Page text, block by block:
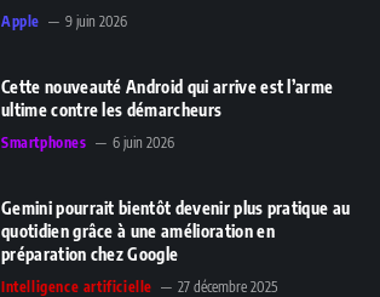
Apple 9 juin 2026
Cette nouveauté Android qui arrive est l’arme
ultime contre les démarcheurs
Smartphones 6 juin 2026
Gemini pourrait bientôt devenir plus pratique au
quotidien grâce à une amélioration en
préparation chez Google
Intelligence artificielle 27 décembre 2025